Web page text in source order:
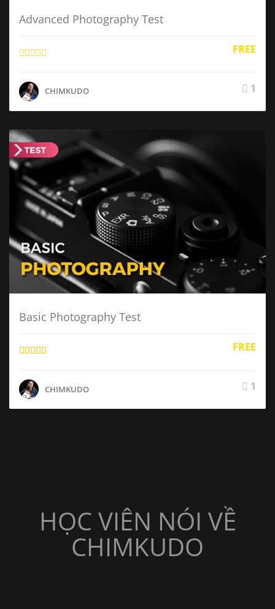
Advanced Photography Test
FREE
CHIMKUDO 1
Basic Photography Test
FREE
CHIMKUDO 1
HỌC VIÊN NÓI VỀ
CHIMKUDO